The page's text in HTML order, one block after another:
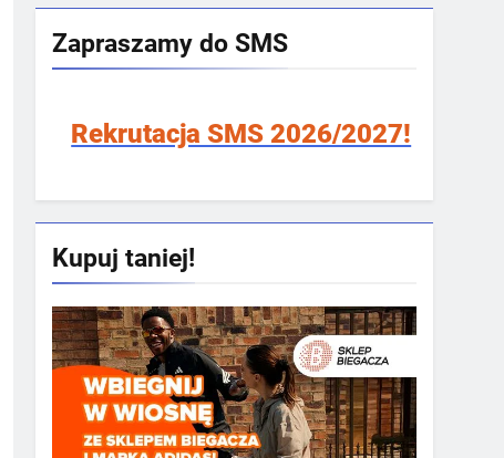
Zapraszamy do SMS
Rekrutacja SMS 2026/2027!
Kupuj taniej!